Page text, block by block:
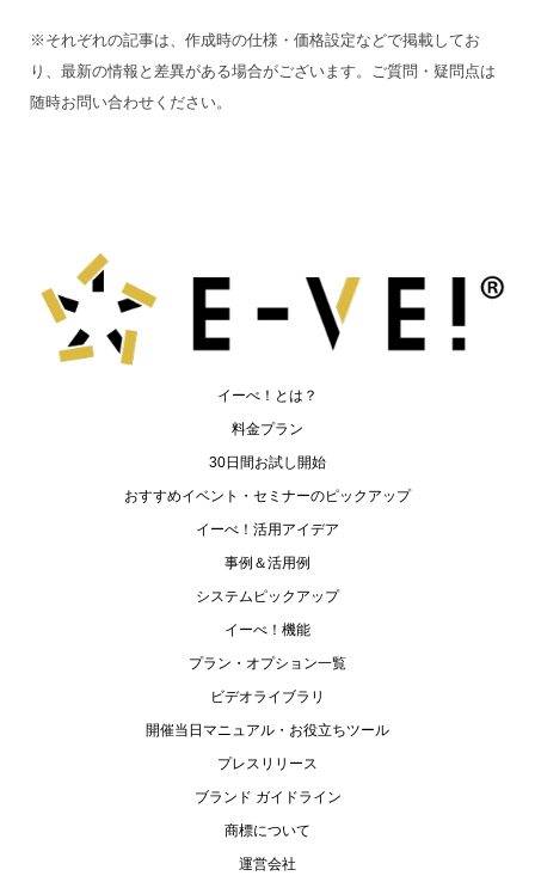
※それぞれの記事は、作成時の仕様・価格設定などで掲載してお
り、最新の情報と差異がある場合がございます。ご質問・疑問点は
随時お問い合わせください。
イーべ！とは？
料金プラン
30日間お試し開始
おすすめイベント・セミナーのピックアップ
イーべ！活用アイデア
事例＆活用例
システムピックアップ
イーべ！機能
プラン・オプション一覧
ビデオライブラリ
開催当日マニュアル・お役立ちツール
プレスリリース
ブランド ガイドライン
商標について
運営会社